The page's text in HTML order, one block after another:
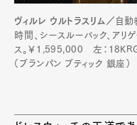
Pen
ヴィルレ ウルトラスリム／ 自動
時間、シースルーバック、アリ
ス。￥1,595,000 左：
（ブランパン ブティック 銀座）